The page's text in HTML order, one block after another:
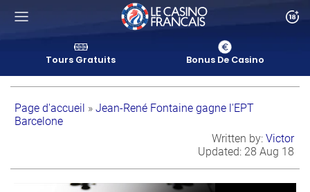
Tours Gratuits Bonus De Casino
Page d'accueil » Jean-René Fontaine gagne l'EPT
Barcelone
Written by: Victor
Updated: 28 Aug 18